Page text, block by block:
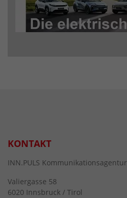
KONTAKT
INN.PULS Kommunikationsagentur
Valiergasse 58
6020 Innsbruck / Tirol